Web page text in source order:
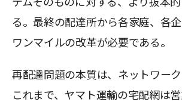
る。最終の配達所から各家庭、各
ワンマイルの改革が必要である。
再配達問題の本質は、ネットワーク
これまで、ヤマト運輸の宅配網は